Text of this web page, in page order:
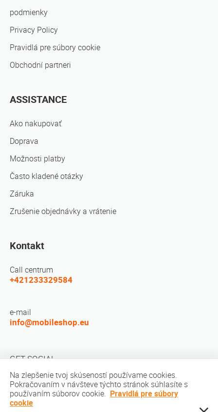
podmienky
Privacy Policy
Pravidlá pre súbory cookie
Obchodní partneri
ASSISTANCE
Ako nakupovať
Doprava
Možnosti platby
Často kladené otázky
Záruka
Zrušenie objednávky a vrátenie
Kontakt
Call centrum
+421233329584
e-mail
info@mobileshop.eu
GET SOCIAL
Na zlepšenie tvoj skúseností používame cookies.
Pokračovaním v návšteve týchto stránok súhlasíte s
používaním súborov cookie. Pravidlá pre súbory
cookie